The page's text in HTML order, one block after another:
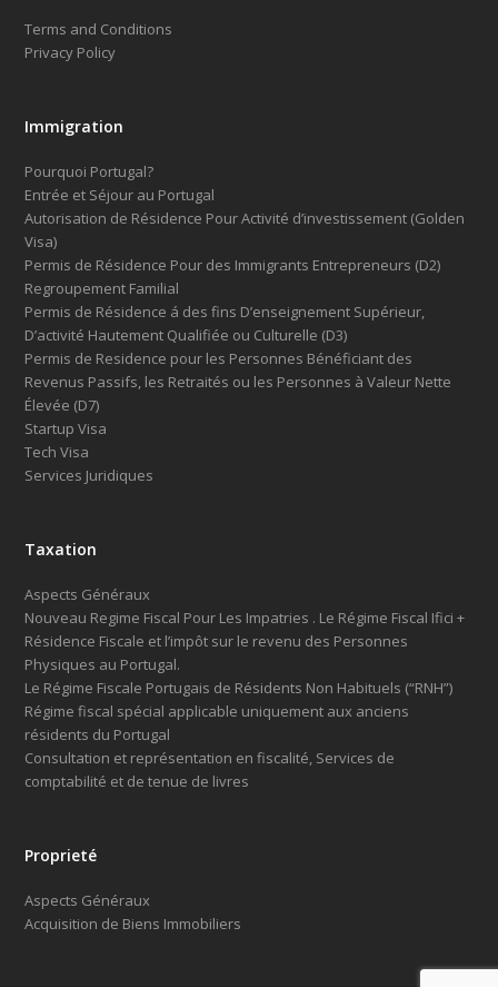
Terms and Conditions
Privacy Policy
Immigration
Pourquoi Portugal?
Entrée et Séjour au Portugal
Autorisation de Résidence Pour Activité d’investissement (Golden
Visa)
Permis de Résidence Pour des Immigrants Entrepreneurs (D2)
Regroupement Familial
Permis de Résidence á des fins D’enseignement Supérieur,
D’activité Hautement Qualifiée ou Culturelle (D3)
Permis de Residence pour les Personnes Bénéficiant des
Revenus Passifs, les Retraités ou les Personnes à Valeur Nette
Élevée (D7)
Startup Visa
Tech Visa
Services Juridiques
Taxation
Aspects Généraux
Nouveau Regime Fiscal Pour Les Impatries . Le Régime Fiscal Ifici +
Résidence Fiscale et l’impôt sur le revenu des Personnes
Physiques au Portugal.
Le Régime Fiscale Portugais de Résidents Non Habituels (“RNH”)
Régime fiscal spécial applicable uniquement aux anciens
résidents du Portugal
Consultation et représentation en fiscalité, Services de
comptabilité et de tenue de livres
Proprieté
Aspects Généraux
Acquisition de Biens Immobiliers